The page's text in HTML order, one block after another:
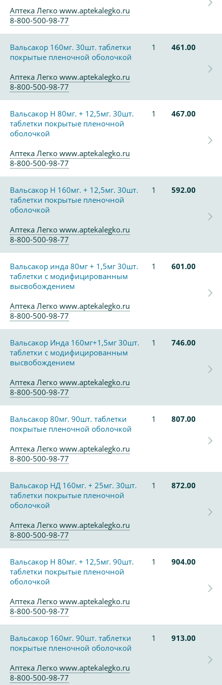
Аптека Легко www.aptekalegko.ru
8-800-500-98-77
Вальсакор 160мг. 30шт. таблетки
покрытые пленочной оболочкой
1 461.00
Аптека Легко www.aptekalegko.ru
8-800-500-98-77
Вальсакор Н 80мг. + 12,5мг. 30шт.
таблетки покрытые пленочной
оболочкой
1 467.00
Аптека Легко www.aptekalegko.ru
8-800-500-98-77
Вальсакор Н 160мг. + 12,5мг. 30шт.
таблетки покрытые пленочной
оболочкой
1 592.00
Аптека Легко www.aptekalegko.ru
8-800-500-98-77
Вальсакор инда 80мг + 1,5мг 30шт.
таблетки с модифицированным
высвобождением
1 601.00
Аптека Легко www.aptekalegko.ru
8-800-500-98-77
Вальсакор Инда 160мг+1,5мг 30шт.
таблетки с модифицированным
высвобождением
1 746.00
Аптека Легко www.aptekalegko.ru
8-800-500-98-77
Вальсакор 80мг. 90шт. таблетки
покрытые пленочной оболочкой
1 807.00
Аптека Легко www.aptekalegko.ru
8-800-500-98-77
Вальсакор НД 160мг. + 25мг. 30шт.
таблетки покрытые пленочной
оболочкой
1 872.00
Аптека Легко www.aptekalegko.ru
8-800-500-98-77
Вальсакор Н 80мг. + 12,5мг. 90шт.
таблетки покрытые пленочной
оболочкой
1 904.00
Аптека Легко www.aptekalegko.ru
8-800-500-98-77
Вальсакор 160мг. 90шт. таблетки
покрытые пленочной оболочкой
1 913.00
Аптека Легко www.aptekalegko.ru
8-800-500-98-77